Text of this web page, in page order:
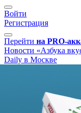
Войти
Регистрация
Перейти на PRO-
Новости «Азбука
Daily в Москве